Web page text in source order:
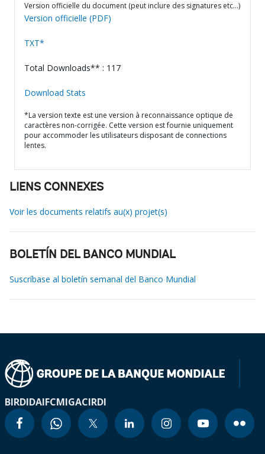
Version officielle du document (peut inclure des signatures etc…)
Version officielle (PDF)
TXT*
Total Downloads** : 117
Download Stats
*La version texte est une version à reconnaissance optique de
caractères non-corrigée. Cette version est fournie uniquement
pour accommoder les utilisateurs disposant de connections
lentes.
LIENS CONNEXES
Voir les documents relatifs au(x) projet(s)
BOLETÍN DEL BANCO MUNDIAL
Suscríbase al boletín semanal del Banco Mundial
BIRDIDAIFCMIGACIRDI